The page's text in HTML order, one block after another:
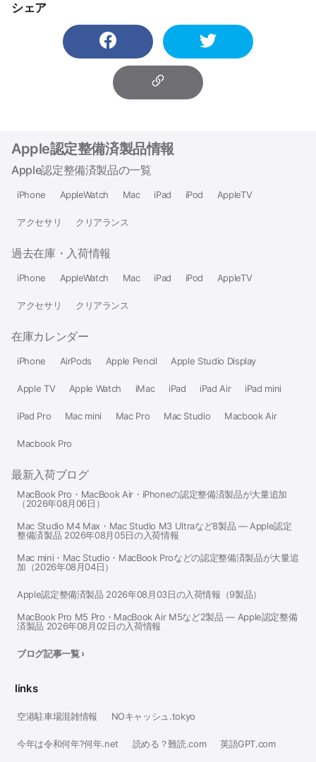
シェア
Apple認定整備済製品情報
Apple認定整備済製品の一覧
iPhone AppleWatch Mac iPad iPod AppleTV
アクセサリ クリアランス
過去在庫・入荷情報
iPhone AppleWatch Mac iPad iPod AppleTV
アクセサリ クリアランス
在庫カレンダー
iPhone AirPods Apple Pencil Apple Studio Display
Apple TV Apple Watch iMac iPad iPad Air iPad mini
iPad Pro Mac mini Mac Pro Mac Studio Macbook Air
Macbook Pro
最新入荷ブログ
MacBook Pro・MacBook Air・iPhoneの認定整備済製品が大量追加
（2026年08月06日）
Mac Studio M4 Max・Mac Studio M3 Ultraなど8製品 — Apple認定
整備済製品 2026年08月05日の入荷情報
Mac mini・Mac Studio・MacBook Proなどの認定整備済製品が大量追
加（2026年08月04日）
Apple認定整備済製品 2026年08月03日の入荷情報（9製品）
MacBook Pro M5 Pro・MacBook Air M5など2製品 — Apple認定整備
済製品 2026年08月02日の入荷情報
ブログ記事一覧 ›
links
空港駐車場混雑情報 NOキャッシュ.tokyo
今年は令和何年?何年.net 読める？難読.com 英語GPT.com